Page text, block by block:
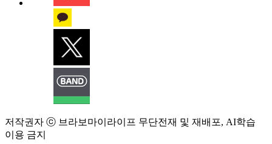
저작권자 ⓒ 브라보마이라이프 무단전재 및 재배포, AI학습
이용 금지